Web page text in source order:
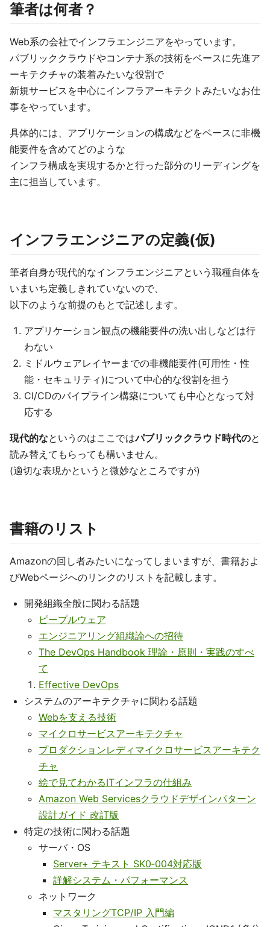
筆者は何者？
Web系の会社でインフラエンジニアをやっています。
パブリッククラウドやコンテナ系の技術をベースに先進ア
ーキテクチャの装着みたいな役割で
新規サービスを中心にインフラアーキテクトみたいなお仕
事をやっています。
具体的には、アプリケーションの構成などをベースに非機
能要件を含めてどのような
インフラ構成を実現するかと行った部分のリーディングを
主に担当しています。
インフラエンジニアの定義(仮)
筆者自身が現代的なインフラエンジニアという職種自体を
いまいち定義しきれていないので、
以下のような前提のもとで記述します。
アプリケーション観点の機能要件の洗い出しなどは行
わない
ミドルウェアレイヤーまでの非機能要件(可用性・性
能・セキュリティ)について中心的な役割を担う
CI/CDのパイプライン構築についても中心となって対
応する
現代的なというのはここではパブリッククラウド時代のと
読み替えてもらっても構いません。
(適切な表現かというと微妙なところですが)
書籍のリスト
Amazonの回し者みたいになってしまいますが、書籍およ
びWebページへのリンクのリストを記載します。
開発組織全般に関わる話題
ピープルウェア
エンジニアリング組織論への招待
The DevOps Handbook 理論・原則・実践のすべ
て
Effective DevOps
システムのアーキテクチャに関わる話題
Webを支える技術
マイクロサービスアーキテクチャ
プロダクションレディマイクロサービスアーキテク
チャ
絵で見てわかるITインフラの仕組み
Amazon Web Servicesクラウドデザインパターン
設計ガイド 改訂版
特定の技術に関わる話題
サーバ・OS
Server+ テキスト SK0‐004対応版
詳解システム・パフォーマンス
ネットワーク
マスタリングTCP/IP 入門編